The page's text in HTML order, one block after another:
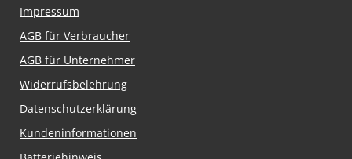
Navigation
Impressum
AGB für Verbraucher
AGB für Unternehmer
Widerrufsbelehrung
Datenschutzerklärung
Kundeninformationen